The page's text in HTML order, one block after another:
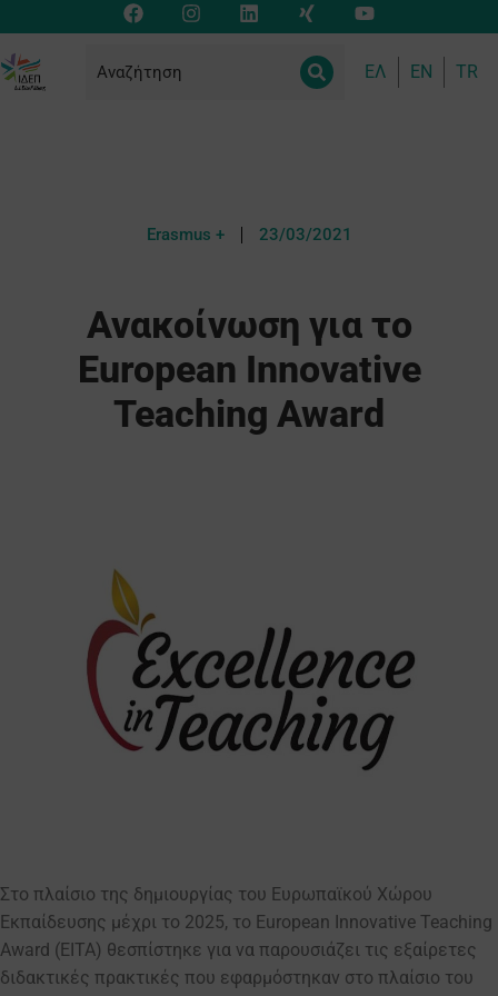
ΕΛ EN TR
Erasmus + 23/03/2021
Ανακοίνωση για το
European Innovative
Teaching Award
Στο πλαίσιο της δημιουργίας του Ευρωπαϊκού Χώρου
Εκπαίδευσης μέχρι το 2025, το European Innovative Teaching
Award (EITA) θεσπίστηκε για να παρουσιάζει τις εξαίρετες
διδακτικές πρακτικές που εφαρμόστηκαν στο πλαίσιο του